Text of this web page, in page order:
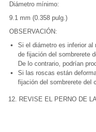
Diámetro mínimo:
9.1 mm (0.358 pulg.)
OBSERVACIÓN:
Si el diámetro es inferior al
de fijación del sombrerete
De lo contrario, podrían
Si las roscas están
fijación del sombrerete del
12. REVISE EL PERNO DE